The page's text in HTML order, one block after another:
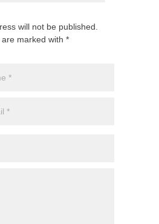
will not be published.
marked with *